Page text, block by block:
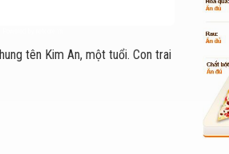
tên Kim An, một tuổi. Con trai